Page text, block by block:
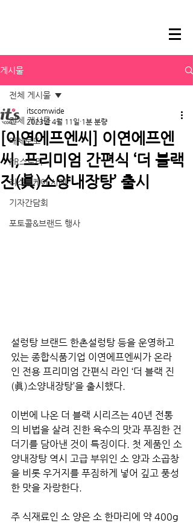
게시물
전체 게시물
매체보도
PR스토리
리스크케어 사례
기자간담회
포토콜&브랜드 행사
전체 게시물
[이연에프엔씨] 이연에프엔
씨, 프리미엄 간편식 ‘더 블랙
진(眞)소양내장탕’ 출시
itscomwide
2023년 4월 11일 1분 분량
설렁탕 브랜드 한촌설렁탕 등을 운영하고
있는 종합식품기업 이연에프엔씨가 온라
인 전용 프리미엄 간편식 라인 ‘더 블랙 진
(眞)소양내장탕’을 출시했다.
이번에 나온 더 블랙 시리즈는 40년 전통
의 비법을 살려 진한 육수의 맛과 푸짐한 건
더기를 담아낸 것이 특징이다. 첫 제품인 소
양내장탕 역시 고급 부위인 소 양과 소곱창
을 비롯 우거지를 푸짐하게 넣어 깊고 풍성
한 맛을 자랑한다.
주 식재료인 소 양은 소 한마리에 약 400g